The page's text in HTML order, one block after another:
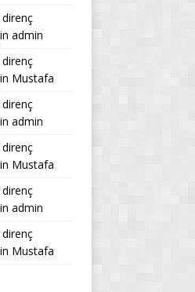
direnç
admin
direnç
Mustafa
direnç
admin
direnç
Mustafa
direnç
admin
direnç
Mustafa